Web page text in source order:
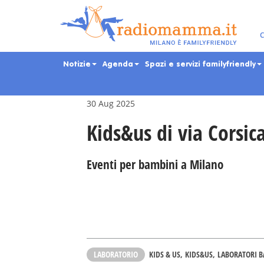
Notizie Agenda Spazi e servizi familyfriendly
Eventi per bambini,
30 Aug 2025
Kids&us di via
Eventi per bambini a Milano
LABORATORIO KIDS & US KIDS&US LABORATORI